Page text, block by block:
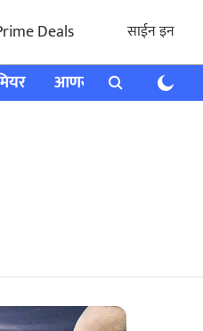
Deals साईन इन
आणखी राशी भविष्य